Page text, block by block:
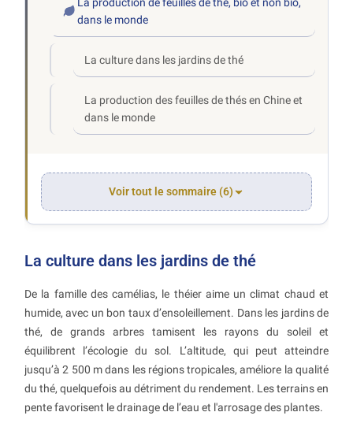
dans le monde
La culture dans les jardins de thé
La production des feuilles de thés en Chine et
dans le monde
Voir tout le sommaire (6)
La culture dans les jardins de thé
De la famille des camélias, le théier aime un climat chaud et
humide, avec un bon taux d’ensoleillement. Dans les jardins de
thé, de grands arbres tamisent les rayons du soleil et
équilibrent l’écologie du sol. L’altitude, qui peut atteindre
jusqu’à 2 500 m dans les régions tropicales, améliore la qualité
du thé, quelquefois au détriment du rendement. Les terrains en
pente favorisent le drainage de l’eau et l'arrosage des plantes.